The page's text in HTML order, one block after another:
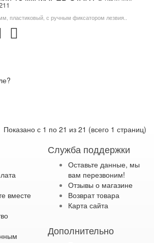
пластиковый, с ручным фиксатором лезвия..
Показано с 1 по 21 из 21 (всего 1 страниц)
вместе
Служба поддержки
Оставьте данные, мы
вам перезвоним!
Отзывы о магазине
Возврат товара
Карта сайта
Дополнительно